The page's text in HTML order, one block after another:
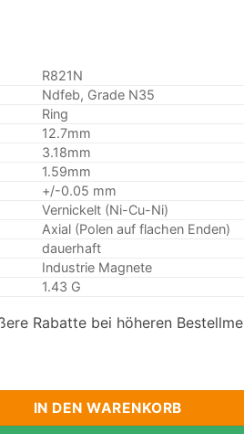
R821N
Ndfeb, Grade N35
Ring
12.7mm
3.18mm
1.59mm
+/-0.05 mm
Vernickelt (Ni-Cu-Ni)
Axial (Polen auf flachen Enden)
dauerhaft
Industrie Magnete
1.43 G
Rabatte bei höheren
dick N35 Neodym-Ring-Magneten
IN DEN WARENKORB